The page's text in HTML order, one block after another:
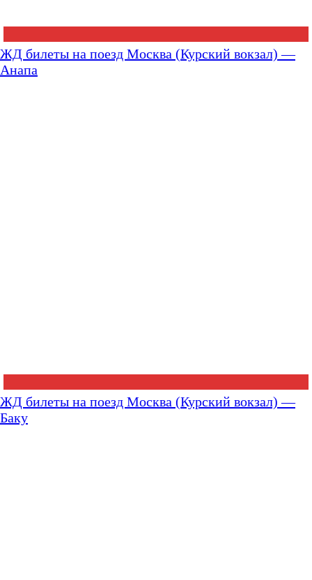
ЖД билеты на поезд Москва (Курский вокзал) —
Анапа
ЖД билеты на поезд Москва (Курский вокзал) —
Баку